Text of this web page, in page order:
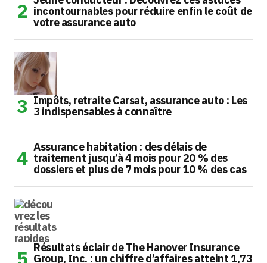
incontournables pour réduire enfin le coût de
votre assurance auto
Impôts, retraite Carsat, assurance auto : Les
3 indispensables à connaître
Assurance habitation : des délais de
traitement jusqu’à 4 mois pour 20 % des
dossiers et plus de 7 mois pour 10 % des cas
Résultats éclair de The Hanover Insurance
Group, Inc. : un chiffre d’affaires atteint 1,73